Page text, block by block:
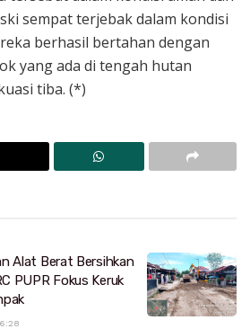
sempat terjebak dalam kondisi
berhasil bertahan dengan
yang ada di tengah hutan
tiba. (*)
Alat Berat Bersihkan
PUPR Fokus Keruk